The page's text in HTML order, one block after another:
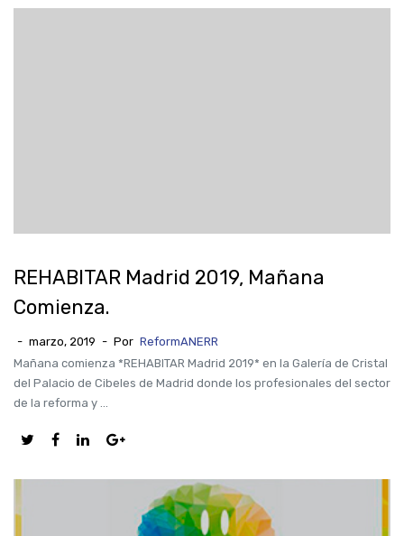
REHABITAR Madrid 2019, Mañana
Comienza.
- marzo, 2019 - Por ReformANERR
Mañana comienza *REHABITAR Madrid 2019* en la Galería de Cristal
del Palacio de Cibeles de Madrid donde los profesionales del sector
de la reforma y ...